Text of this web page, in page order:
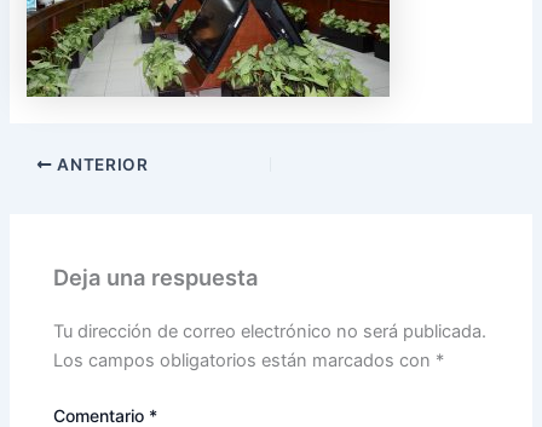
ANTERIOR
Deja una respuesta
Tu dirección de correo electrónico no será publicada.
Los campos obligatorios están marcados con *
Comentario *